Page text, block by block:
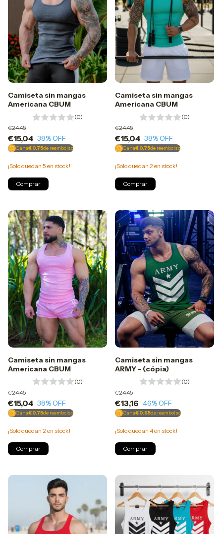
Camiseta sin mangas
Americana CBUM
(0)
€15,04
€24,45
38% OFF
Gana€0.75de reembolso
¡Solo quedan 5 en stock!
Comprar
Camiseta sin mangas
Americana CBUM
(0)
€15,04
€24,45
38% OFF
Gana€0.75de reembolso
¡Solo quedan 2en stock!
Comprar
Camiseta sin mangas
Americana CBUM
(0)
€15,04
€24,45
38% OFF
Gana€0.75de reembolso
¡Solo quedan 2 en stock!
Comprar
Camiseta sin mangas
ARMY - (cópia)
(0)
€13,16
€24,45
46% OFF
Gana€0.65de reembolso
¡Solo quedan 4en stock!
Comprar